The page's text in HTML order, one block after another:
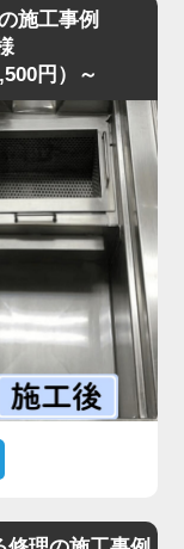
クに汚水が逆流
層となって固着
塞がっていま
て固まり、長期
た。
内部の固着物を
部を洗浄しまし
ーズに回復する
んでいただけま
施工事例
円）～
での緊急依頼が